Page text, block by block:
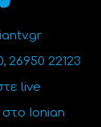
26950 22123
live
στο Ionian